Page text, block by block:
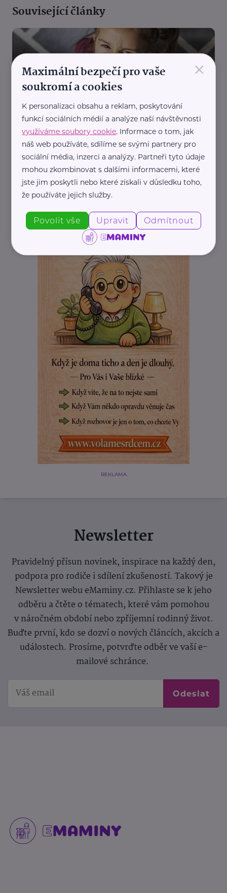
Související články
Grada Publishing a.s.
Panovačné děti: Výzva pro rodiče i pedagogy
REKLAMA
Newsletter
Pravidelný přísun novinek, inspirace na každý den,
podpora pro rodiče i sdílení zkušeností. Takový je
Newsletter webu eMaminy.cz. Přihlaste se k jeho
odběru a čtěte o tématech, které vám pomohou
v náročném období nebo zpříjemní rodinný život.
Buďte první, kdo se dozví o nových článcích, akcích a
událostech. Prosíme, potvrďte odběr ve vaší e-
mailové schránce.
Odeslat
×
Maximální bezpečí pro vaše
soukromí a cookies
K personalizaci obsahu a reklam, poskytování
funkcí sociálních médií a analýze naší návštěvnosti
využíváme soubory cookie. Informace o tom, jak
náš web používáte, sdílíme se svými partnery pro
sociální média, inzerci a analýzy. Partneři tyto údaje
mohou zkombinovat s dalšími informacemi, které
jste jim poskytli nebo které získali v důsledku toho,
že používáte jejich služby.
Povolit vše Upravit Odmítnout